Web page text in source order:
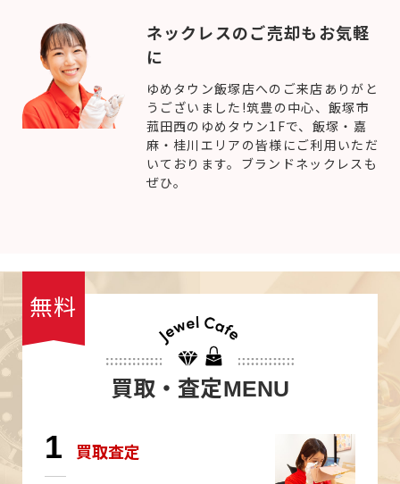
ネックレスのご売却もお気軽
に
ゆめタウン飯塚店へのご来店ありがと
うございました!筑豊の中心、飯塚市
菰田西のゆめタウン1Fで、飯塚・嘉
麻・桂川エリアの皆様にご利用いただ
いております。ブランドネックレスも
ぜひ。
無料
買取・査定MENU
1 買取査定